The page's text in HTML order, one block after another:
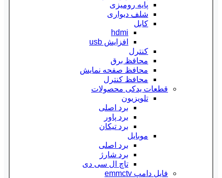
پایه رومیزی
شلف دیواری
کابل
hdmi
افزایش usb
کنترل
محافظ برق
محافظ صفحه نمایش
محافظ کنترل
قطعات یدکی محصولات
تلویزیون
برد اصلی
برد پاور
برد تیکان
موبایل
برد اصلی
برد شارژ
تاچ ال سی دی
فایل دامپ emmctv